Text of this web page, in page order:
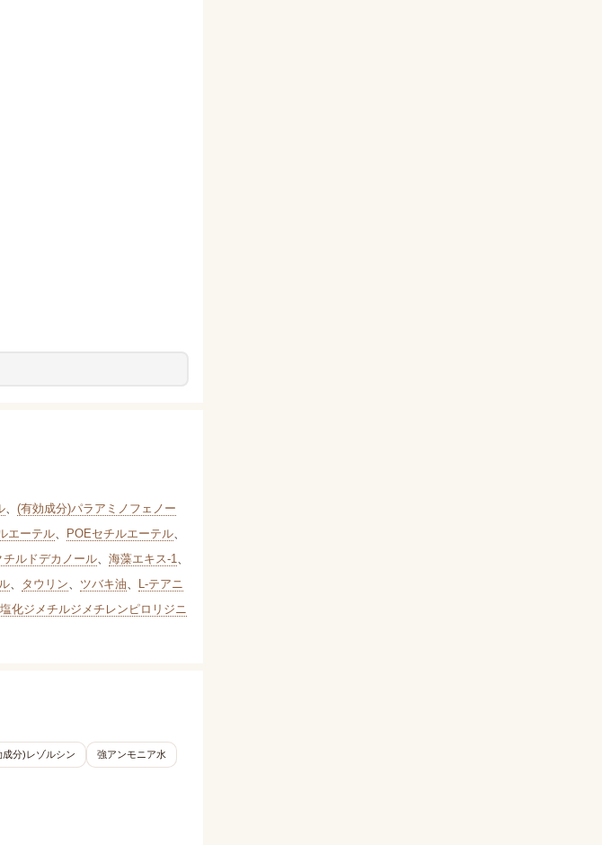
、 (有効成分)パラアミノフェノー
エーテル、 POEセチルエーテル、
チルドデカノール、 海藻エキス-1、
、 タウリン、 ツバキ油、
L-テアニ
化ジメチルジメチレンピロリジニ
成分)レゾルシン 強アンモニア水